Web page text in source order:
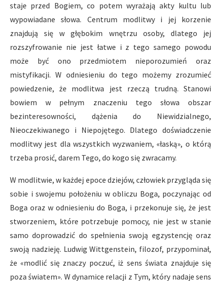
staje przed Bogiem, co potem wyrażają akty kultu lub
wypowiadane słowa. Centrum modlitwy i jej korzenie
znajdują się w głębokim wnętrzu osoby, dlatego jej
rozszyfrowanie nie jest łatwe i z tego samego powodu
może być ono przedmiotem nieporozumień oraz
mistyfikacji. W odniesieniu do tego możemy zrozumieć
powiedzenie, że modlitwa jest rzeczą trudną. Stanowi
bowiem w pełnym znaczeniu tego słowa obszar
bezinteresowności, dążenia do Niewidzialnego,
Nieoczekiwanego i Niepojętego. Dlatego doświadczenie
modlitwy jest dla wszystkich wyzwaniem, «łaską», o którą
trzeba prosić, darem Tego, do kogo się zwracamy.
W modlitwie, w każdej epoce dziejów, człowiek przygląda się
sobie i swojemu położeniu w obliczu Boga, poczynając od
Boga oraz w odniesieniu do Boga, i przekonuje się, że jest
stworzeniem, które potrzebuje pomocy, nie jest w stanie
samo doprowadzić do spełnienia swoją egzystencję oraz
swoją nadzieję. Ludwig Wittgenstein, filozof, przypominał,
że «modlić się znaczy poczuć, iż sens świata znajduje się
poza światem». W dynamice relacji z Tym, który nadaje sens